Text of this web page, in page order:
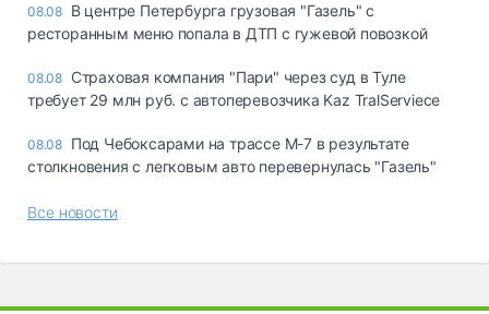
08.08 В центре Петербурга грузовая "Газель" с
ресторанным меню попала в ДТП с гужевой повозкой
08.08 Страховая компания "Пари" через суд в Туле
требует 29 млн руб. с автоперевозчика Kaz TralServiece
08.08 Под Чебоксарами на трассе М-7 в результате
столкновения с легковым авто перевернулась "Газель"
Все новости